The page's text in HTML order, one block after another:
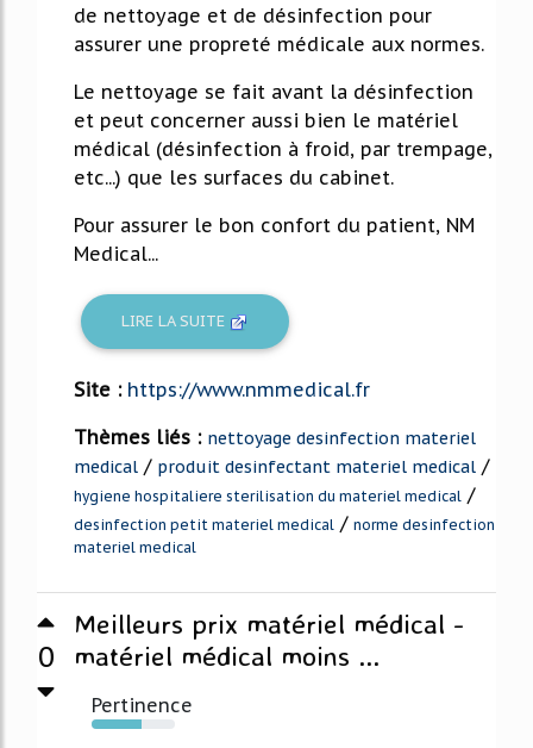
de nettoyage et de désinfection pour
assurer une propreté médicale aux normes.
Le nettoyage se fait avant la désinfection
et peut concerner aussi bien le matériel
médical (désinfection à froid, par trempage,
etc...) que les surfaces du cabinet.
Pour assurer le bon confort du patient, NM
Medical...
LIRE LA SUITE
Site : https://www.nmmedical.fr
Thèmes liés : nettoyage desinfection materiel
medical / produit desinfectant materiel medical /
hygiene hospitaliere sterilisation du materiel medical /
desinfection petit materiel medical / norme desinfection
materiel medical
0
Meilleurs prix matériel médical -
matériel médical moins ...
Pertinence
60%